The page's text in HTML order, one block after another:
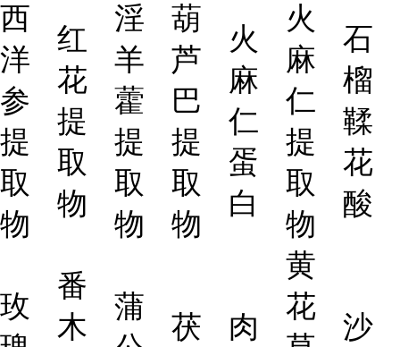
西
洋
参
提
取
物
红
花
提
取
物
淫
羊
藿
提
取
物
葫
芦
巴
提
取
物
火
麻
仁
蛋
白
火
麻
仁
提
取
物
石
榴
鞣
花
酸
玫
番
木
蒲
茯
肉
黄
花
沙